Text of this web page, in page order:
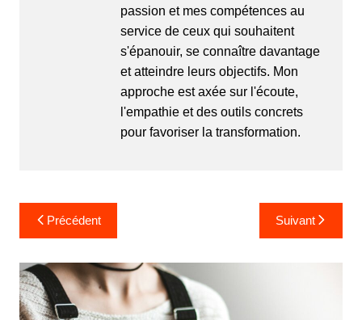
passion et mes compétences au
service de ceux qui souhaitent
s'épanouir, se connaître davantage
et atteindre leurs objectifs. Mon
approche est axée sur l'écoute,
l'empathie et des outils concrets
pour favoriser la transformation.
Navigation
de
l’article
Précédent Suivant